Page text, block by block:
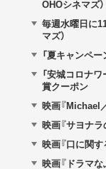
OHOシネマズ）
毎週水曜日に
マズ）
「夏キャンペー
「安城コロナ
賞クーポン
映画『Michael
映画『サヨナ
映画『口に関
映画『ドラマ